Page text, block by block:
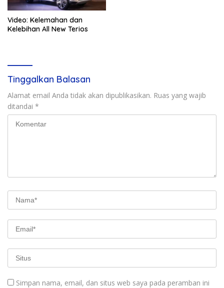
Video: Kelemahan dan
Kelebihan All New Terios
Tinggalkan Balasan
Alamat email Anda tidak akan dipublikasikan. Ruas yang wajib
ditandai *
Simpan nama, email, dan situs web saya pada peramban ini